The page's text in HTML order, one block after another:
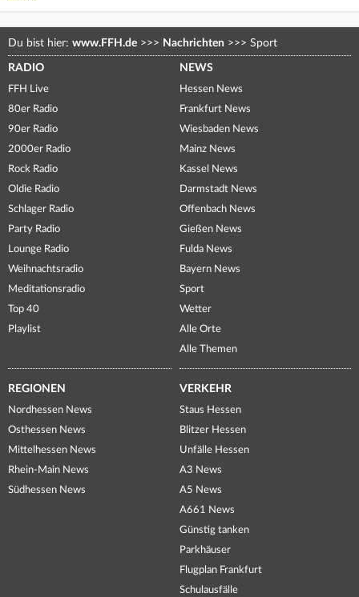
Du bist hier: www.FFH.de >>> Nachrichten >>> Sport
RADIO
FFH Live
80er Radio
90er Radio
2000er Radio
Rock Radio
Oldie Radio
Schlager Radio
Party Radio
Lounge Radio
Weihnachtsradio
Meditationsradio
Top 40
Playlist
NEWS
Hessen News
Frankfurt News
Wiesbaden News
Mainz News
Kassel News
Darmstadt News
Offenbach News
Gießen News
Fulda News
Bayern News
Sport
Wetter
Alle Orte
Alle Themen
REGIONEN
Nordhessen News
Osthessen News
Mittelhessen News
Rhein-Main News
Südhessen News
VERKEHR
Staus Hessen
Blitzer Hessen
Unfälle Hessen
A3 News
A5 News
A661 News
Günstig tanken
Parkhäuser
Flugplan Frankfurt
Schulausfälle